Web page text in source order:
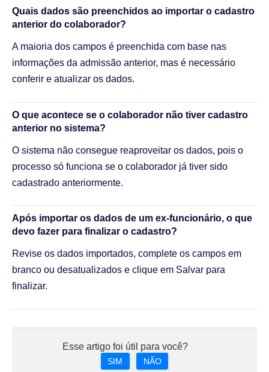
Quais dados são preenchidos ao importar o cadastro
anterior do colaborador?
A maioria dos campos é preenchida com base nas
informações da admissão anterior, mas é necessário
conferir e atualizar os dados.
O que acontece se o colaborador não tiver cadastro
anterior no sistema?
O sistema não consegue reaproveitar os dados, pois o
processo só funciona se o colaborador já tiver sido
cadastrado anteriormente.
Após importar os dados de um ex-funcionário, o que
devo fazer para finalizar o cadastro?
Revise os dados importados, complete os campos em
branco ou desatualizados e clique em Salvar para
finalizar.
Esse artigo foi útil para você?
SIM NÃO